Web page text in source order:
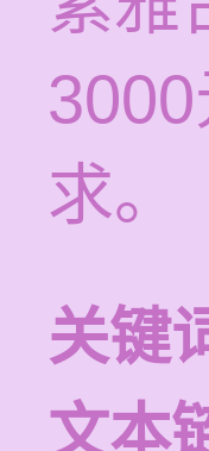
求。
关键
文本